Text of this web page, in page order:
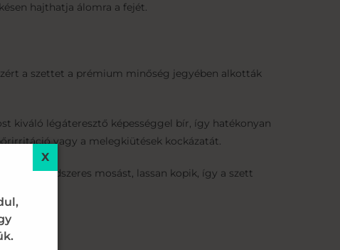
hajthatja álomra a fejét.
a szettet a prémium minőség jegyében alkották
kiváló légáteresztő képességgel bír, így hatékonyan
vagy a melegkiütések kockázatát.
a rendszeres mosást, lassan kopik, így a szett